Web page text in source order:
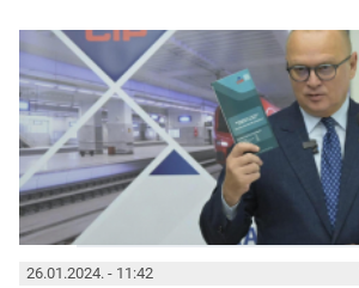
26.01.2024. - 11:42